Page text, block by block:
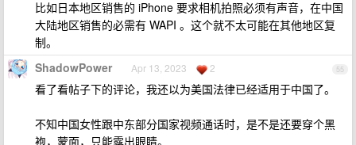
比如日本地区销售的 iPhone 要求相机拍照必须有声音，在中国
大陆地区销售的必需有 WAPI 。这个就不太可能在其他地区复
制。
55
ShadowPower Apr 13, 2023 2
看了看帖子下的评论，我还以为美国法律已经适用于中国了。
不知中国女性跟中东部分国家视频通话时，是不是还要穿个黑
袍，蒙面，只能露出眼睛。